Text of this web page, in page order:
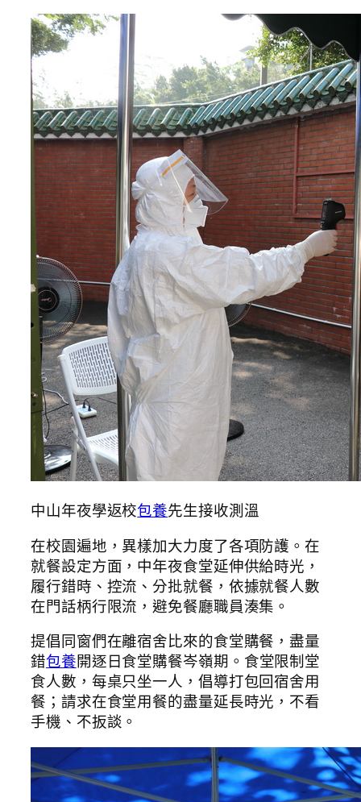
中山年夜學返校包養先生接收測溫
在校園遍地，異樣加大力度了各項防護。在
就餐設定方面，中年夜食堂延伸供給時光，
履行錯時、控流、分批就餐，依據就餐人數
在門話柄行限流，避免餐廳職員湊集。
提倡同窗們在離宿舍比來的食堂購餐，盡量
錯包養開逐日食堂購餐岑嶺期。食堂限制堂
食人數，每桌只坐一人，倡導打包回宿舍用
餐；請求在食堂用餐的盡量延長時光，不看
手機、不扳談。